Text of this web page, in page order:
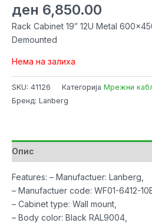
ден 6,850.00
Rack Cabinet 19″ 12U Metal
Demounted
Нема на залиха
SKU: 41126 Категорија Мрежни
Бренд: Lanberg
Опис
Features: – Manufactuer: Lanberg,
– Manufactuer code: WF01-6412-
– Cabinet type: Wall mount,
– Body color: Black RAL9004,